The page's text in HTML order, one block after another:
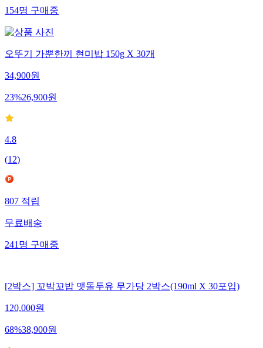
154명구매중
오뚜기 가뿐한끼 현미밥 150g X 30개
34,900원
23%26,900원
4.8
(12)
807적립
무료배송
241명구매중
[2박스] 꼬박꼬밥 맷돌두유 무가당 2박스(190ml X 30포입)
120,000원
68%38,900원